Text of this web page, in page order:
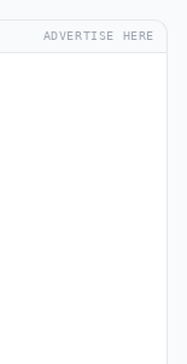
ADVERTISE HERE